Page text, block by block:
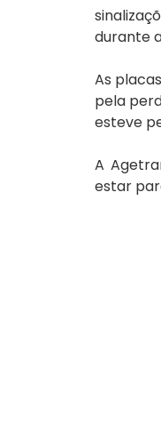
durante
As
pela
esteve
A
estar